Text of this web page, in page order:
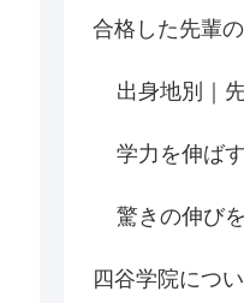
合格した先輩
出身地別｜
学力を伸ば
驚きの伸び
四谷学院につ